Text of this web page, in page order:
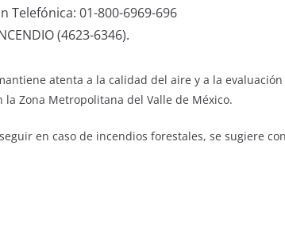
Telefónica: 01-800-6969-696
(4623-6346).
atenta a la calidad del aire y a la evaluación
Zona Metropolitana del Valle de México.
en caso de incendios forestales, se sugiere